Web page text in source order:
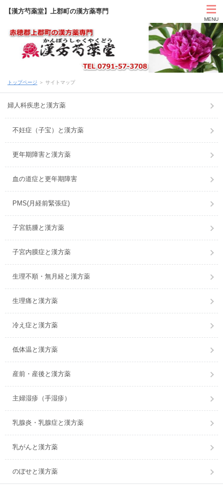
【漢方芍薬堂】上郡町の漢方薬専門
MENU
アクセス
お問い合わせ
薬膳ブログ「日々塩梅」
上郡日記ブログ
トップページ ＞ サイトマップ
婦人科疾患と漢方薬
不妊症（子宝）と漢方薬
更年期障害と漢方薬
血の道症と更年期障害
PMS(月経前緊張症)
子宮筋腫と漢方薬
子宮内膜症と漢方薬
生理不順・無月経と漢方薬
生理痛と漢方薬
冷え症と漢方薬
低体温と漢方薬
産前・産後と漢方薬
主婦湿疹（手湿疹）
乳腺炎・乳腺症と漢方薬
乳がんと漢方薬
のぼせと漢方薬